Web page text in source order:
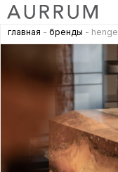
главная - бренды - henge